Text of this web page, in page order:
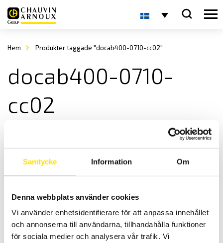
Samtycke Information Om
Denna webbplats använder cookies
Vi använder enhetsidentifierare för att anpassa innehållet
och annonserna till användarna, tillhandahålla funktioner
för sociala medier och analysera vår trafik. Vi
Hem Produkter taggade "docab400-0710-cc02"
docab400-0710-
cc02
DOCAB Säkerhets-provbur för ETL ATS400-serien
Skyddsbur DUCAB för säker provning. Anpassade för ATS400-